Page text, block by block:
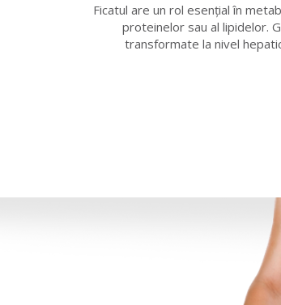
Ficatul are un rol esenţial în
proteinelor sau al lipidelor.
transformate la nivel